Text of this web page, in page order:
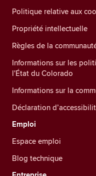
Politique relative aux
Propriété intellectuelle
Règles de la
Informations sur les
l'État du Colorado
Informations sur la
Déclaration
Emploi
Espace emploi
Blog technique